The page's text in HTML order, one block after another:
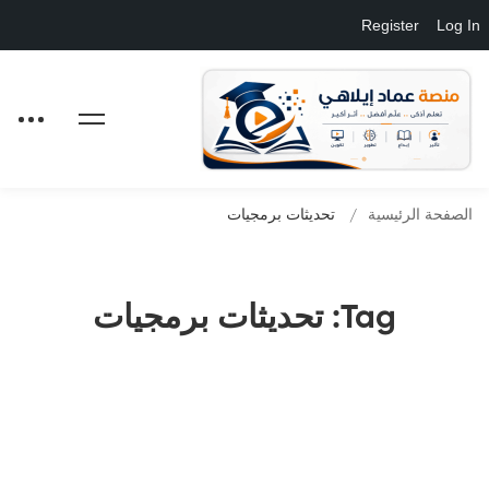
Log In
Register
Tag: تحديثات برمجيات
الصفحة الرئيسية تحديثات برمجيات